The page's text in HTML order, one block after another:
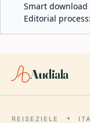
Smart
Editorial process:
Audiala
REISEZIELE